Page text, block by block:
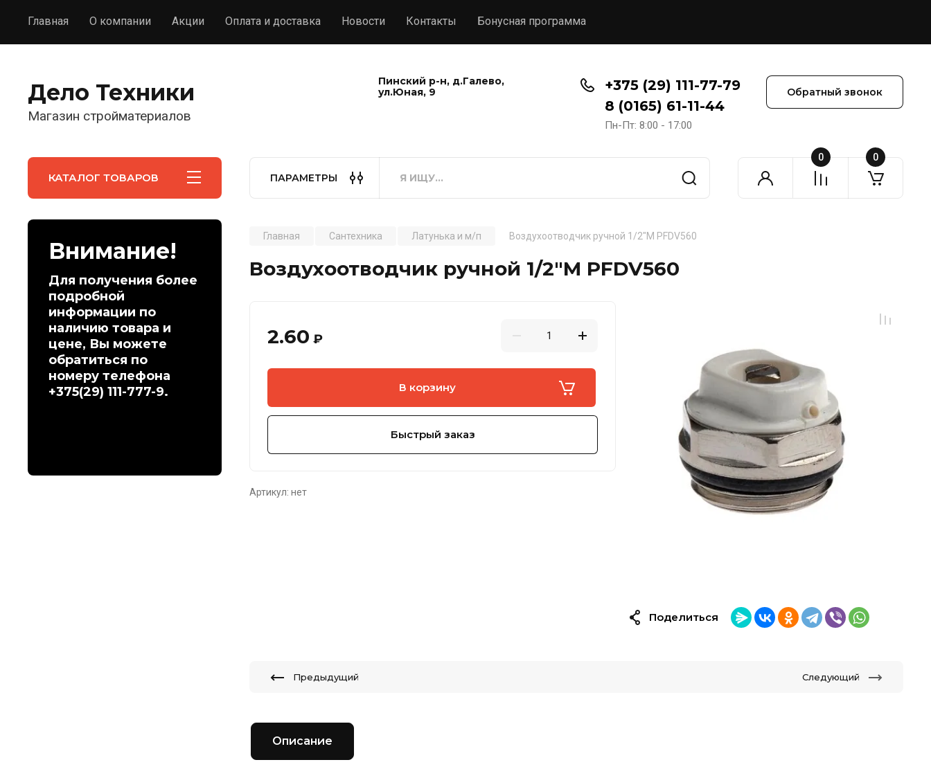
Главная О компании Акции Оплата и доставка Новости Контакты Бонусная программа
Дело Техники
Магазин стройматериалов
Пинский р-н, д.Галево,
ул.Юная, 9
+375 (29) 111-77-79
8 (0165) 61-11-44
Пн-Пт: 8:00 - 17:00
Обратный звонок
КАТАЛОГ ТОВАРОВ ПАРАМЕТРЫ
0 0
Внимание!
Для получения более
подробной
информации по
наличию товара и
цене, Вы можете
обратиться по
номеру телефона
+375(29) 111-777-9.
Главная Сантехника Латунька и м/п Воздухоотводчик ручной 1/2"М PFDV560
Воздухоотводчик ручной 1/2"М PFDV560
2.60 ₽
В корзину
Быстрый заказ
Артикул: нет
Поделиться
Предыдущий Следующий
Описание